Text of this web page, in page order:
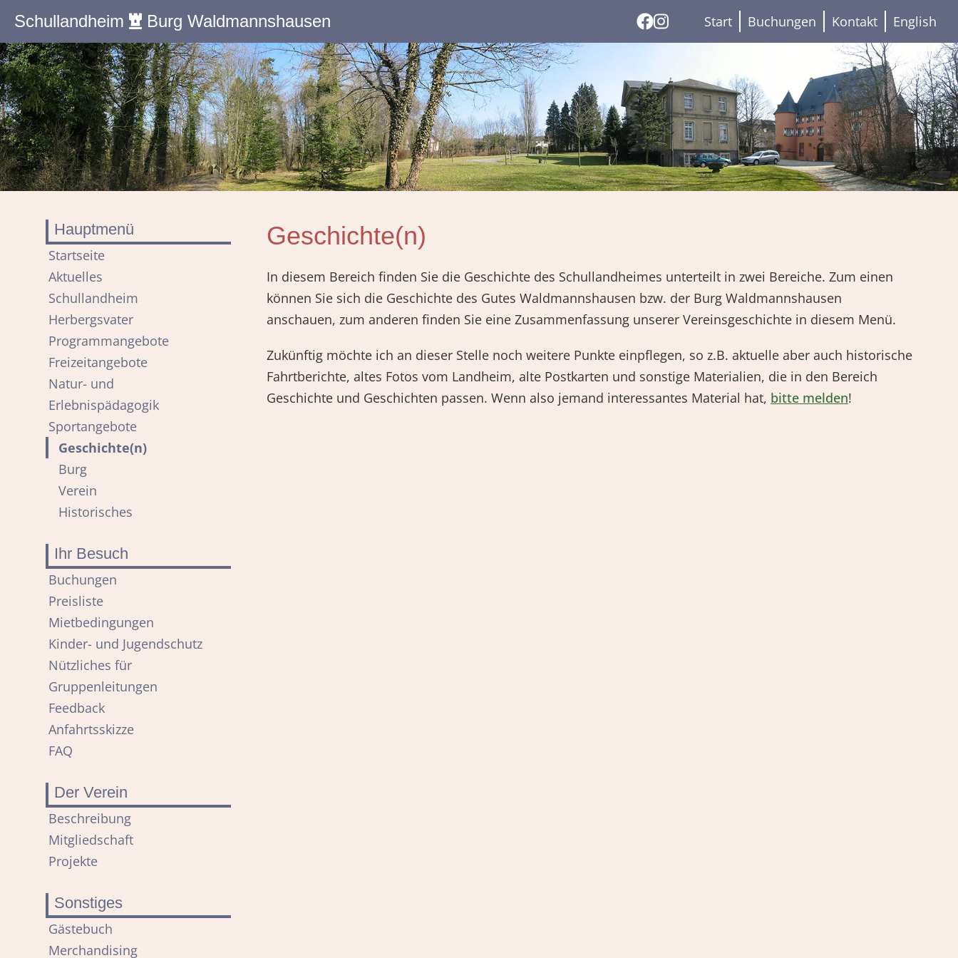
Schullandheim Burg Waldmannshausen Start Buchungen Kontakt English
Geschichte(n)
In diesem Bereich finden Sie die Geschichte des Schullandheimes unterteilt in zwei Bereiche. Zum einen
können Sie sich die Geschichte des Gutes Waldmannshausen bzw. der Burg Waldmannshausen
anschauen, zum anderen finden Sie eine Zusammenfassung unserer Vereinsgeschichte in diesem Menü.
Zukünftig möchte ich an dieser Stelle noch weitere Punkte einpflegen, so z.B. aktuelle aber auch historische
Fahrtberichte, altes Fotos vom Landheim, alte Postkarten und sonstige Materialien, die in den Bereich
Geschichte und Geschichten passen. Wenn also jemand interessantes Material hat, bitte melden!
Hauptmenü
Navigation
überspringen
Startseite
Aktuelles
Schullandheim
Herbergsvater
Programmangebote
Freizeitangebote
Natur- und
Erlebnispädagogik
Sportangebote
Geschichte(n)
Burg
Verein
Historisches
Ihr Besuch
Navigation
überspringen
Buchungen
Preisliste
Mietbedingungen
Kinder- und Jugendschutz
Nützliches für
Gruppenleitungen
Feedback
Anfahrtsskizze
FAQ
Der Verein
Navigation
überspringen
Beschreibung
Mitgliedschaft
Projekte
Sonstiges
Navigation
überspringen
Gästebuch
Merchandising